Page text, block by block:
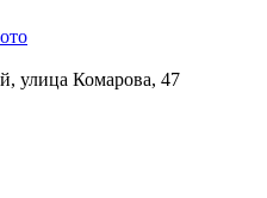
улица Комарова, 47